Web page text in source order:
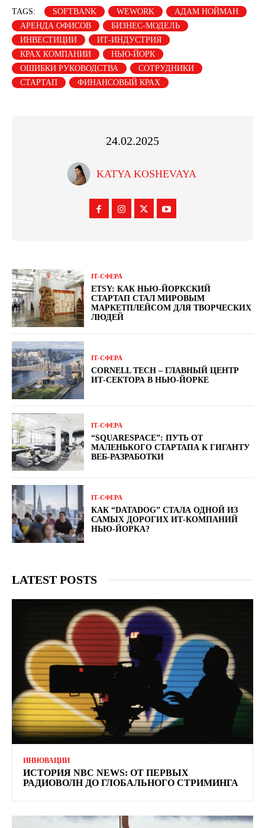
TAGS: SOFTBANK WEWORK
АДАМ НОЙМАН
АРЕНДА ОФИСОВ
БИЗНЕС-МОДЕЛЬ
ИНВЕСТИЦИИ
ИТ-ИНДУСТРИЯ
КРАХ КОМПАНИИ
НЬЮ-ЙОРК
ОШИБКИ РУКОВОДСТВА
СОТРУДНИКИ
СТАРТАП
ФИНАНСОВЫЙ КРАХ
24.02.2025
KATYA KOSHEVAYA
ІТ-СФЕРА
ETSY: КАК НЬЮ-ЙОРКСКИЙ
СТАРТАП СТАЛ МИРОВЫМ
МАРКЕТПЛЕЙСОМ ДЛЯ ТВОРЧЕСКИХ
ЛЮДЕЙ
ІТ-СФЕРА
CORNELL TECH – ГЛАВНЫЙ ЦЕНТР
ИТ-СЕКТОРА В НЬЮ-ЙОРКЕ
ІТ-СФЕРА
“SQUARESPACE”: ПУТЬ ОТ
МАЛЕНЬКОГО СТАРТАПА К ГИГАНТУ
ВЕБ-РАЗРАБОТКИ
ІТ-СФЕРА
КАК “DATADOG” СТАЛА ОДНОЙ ИЗ
САМЫХ ДОРОГИХ ИТ-КОМПАНИЙ
НЬЮ-ЙОРКА?
LATEST POSTS
ИННОВАЦИИ
ИСТОРИЯ NBC NEWS: ОТ ПЕРВЫХ
РАДИОВОЛН ДО ГЛОБАЛЬНОГО СТРИМИНГА